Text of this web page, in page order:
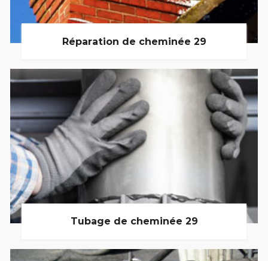
Réparation de cheminée 29
Tubage de cheminée 29